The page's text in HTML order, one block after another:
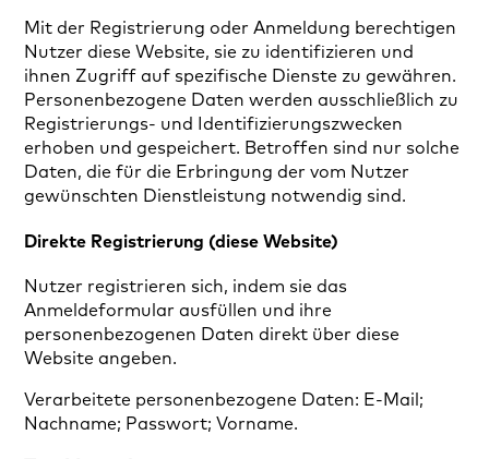
Mit der Registrierung oder Anmeldung berechtigen
Nutzer diese Website, sie zu identifizieren und
ihnen Zugriff auf spezifische Dienste zu gewähren.
Personenbezogene Daten werden ausschließlich zu
Registrierungs- und Identifizierungszwecken
erhoben und gespeichert. Betroffen sind nur solche
Daten, die für die Erbringung der vom Nutzer
gewünschten Dienstleistung notwendig sind.
Direkte Registrierung (diese Website)
Nutzer registrieren sich, indem sie das
Anmeldeformular ausfüllen und ihre
personenbezogenen Daten direkt über diese
Website angeben.
Verarbeitete personenbezogene Daten: E-Mail;
Nachname; Passwort; Vorname.